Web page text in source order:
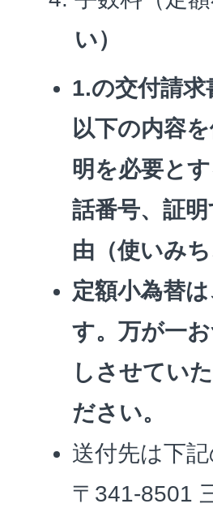
い）
1.の交付請
以下の内容
明を必要と
話番号、証
由（使いみ
定額小為替
す。万が一
しさせてい
ださい。
送付先は下
〒341-8501